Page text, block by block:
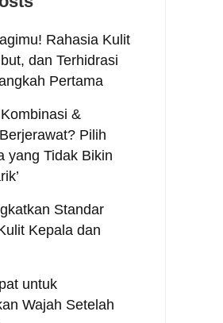
Rahasia Kulit
dan Terhidrasi
Pertama
&
Pilih
yang Tidak Bikin
Standar
Kepala dan
untuk
Wajah Setelah